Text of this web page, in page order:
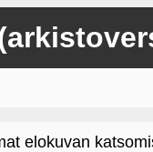
elokuvan